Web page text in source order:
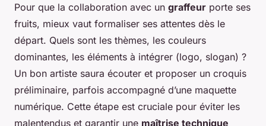
Pour que la collaboration avec un graffeur porte ses
fruits, mieux vaut formaliser ses attentes dès le
départ. Quels sont les thèmes, les couleurs
dominantes, les éléments à intégrer (logo, slogan) ?
Un bon artiste saura écouter et proposer un croquis
préliminaire, parfois accompagné d’une maquette
numérique. Cette étape est cruciale pour éviter les
malentendus et garantir une maîtrise technique